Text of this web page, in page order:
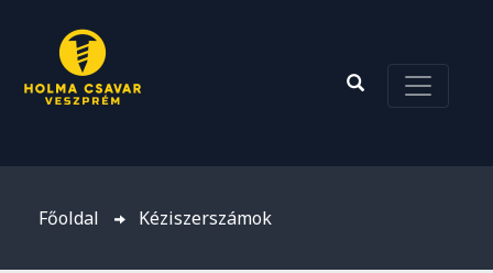
Főoldal Kéziszerszámok